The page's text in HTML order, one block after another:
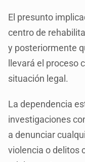
El presunto
centro de
y posteriormente
llevará el proceso
situación legal.
La dependencia
investigaciones
a denunciar
violencia o delitos